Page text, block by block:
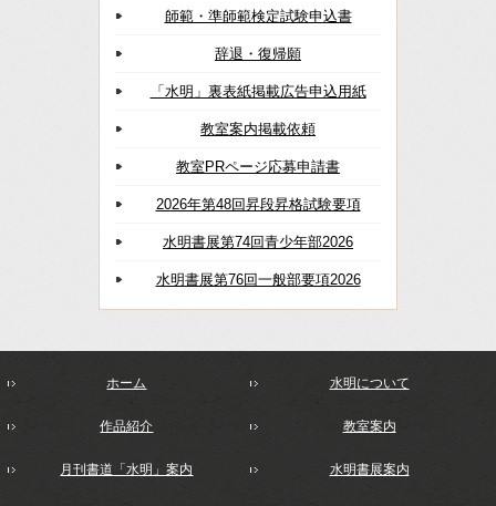
師範・準師範検定試験申込書
辞退・復帰願
「水明」裏表紙掲載広告申込用紙
教室案内掲載依頼
教室PRページ応募申請書
2026年第48回昇段昇格試験要項
水明書展第74回青少年部2026
水明書展第76回一般部要項2026
ホーム 水明について
作品紹介 教室案内
月刊書道「水明」案内 水明書展案内